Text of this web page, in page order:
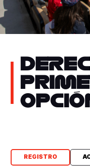
REGISTRO